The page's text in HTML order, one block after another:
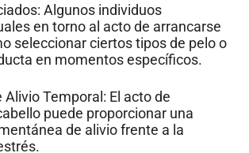
Algunos individuos
en torno al acto de arrancarse
seleccionar ciertos tipos de pelo o
en momentos específicos.
Alivio Temporal: El acto de
puede proporcionar una
de alivio frente a la